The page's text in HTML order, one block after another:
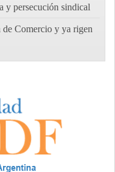
y persecución sindical
Comercio y ya rigen